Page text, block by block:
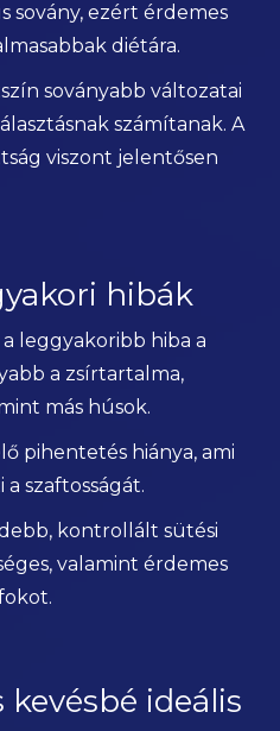
sovány, ezért érdemes
diétára.
soványabb változatai
számítanak. A
viszont jelentősen
hibák
leggyakoribb hiba a
a zsírtartalma,
más húsok.
pihentetés hiánya, ami
szaftosságát.
kontrollált sütési
valamint érdemes
kevésbé ideális